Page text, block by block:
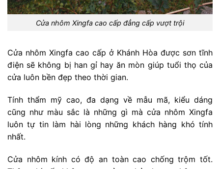
Cửa nhôm Xingfa cao cấp đẳng cấp vượt trội
Cửa nhôm Xingfa cao cấp ở Khánh Hòa được sơn tĩnh
điện sẽ không bị han gỉ hay ăn mòn giúp tuổi thọ của
cửa luôn bền đẹp theo thời gian.
Tính thẩm mỹ cao, đa dạng về mẫu mã, kiểu dáng
cũng như màu sắc là những gì mà cửa nhôm Xingfa
luôn tự tin làm hài lòng những khách hàng khó tính
nhất.
Cửa nhôm kính có độ an toàn cao chống trộm tốt.